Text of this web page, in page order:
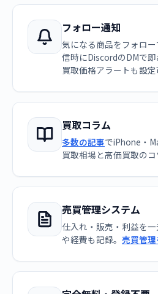
フォロー通知
気になる商品をフォロ
信時にDiscordのDMで
買取価格アラートも設定
買取コラム
多数の記事でiPhone・
買取相場と高価買取のコ
売買管理システム
仕入れ・販売・利益を
や経費も記録。 売買管